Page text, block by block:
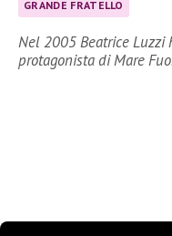
GRANDE FRATELLO
Nel 2005 Beatrice Luzzi
protagonista di Mare